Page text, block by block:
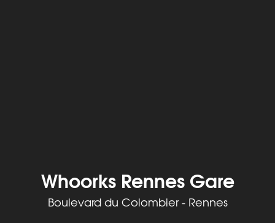
Whoorks Rennes Gare
Boulevard du Colombier - Rennes